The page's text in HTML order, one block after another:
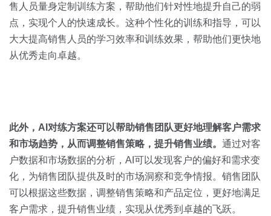
售人员量身定制训练方案，帮助他们针对性地提升自己的弱
点，实现个人的快速成长。这种个性化的训练和指导，可以
大大提高销售人员的学习效率和训练效果，帮助他们更快地
从优秀走向卓越。
此外， AI 对练方案还可以帮助销售团队更好地理解客户需求
和市场趋势，从而调整销售策略，提升销售业绩。 通过对客
户数据和市场数据的分析，AI可以发现客户的偏好和需求变
化，为销售团队提供及时的市场洞察和竞争情报。销售团队
可以根据这些数据，调整销售策略和产品定位，更好地满足
客户需求，提升销售业绩，实现从优秀到卓越的飞跃。